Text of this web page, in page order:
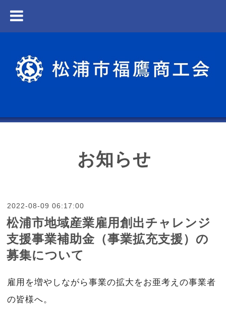
お知らせ
2022-08-09 06:17:00
松浦市地域産業雇用創出チャレンジ
支援事業補助金（事業拡充支援）の
募集について
雇用を増やしながら事業の拡大をお亜考えの事業者
の皆様へ。